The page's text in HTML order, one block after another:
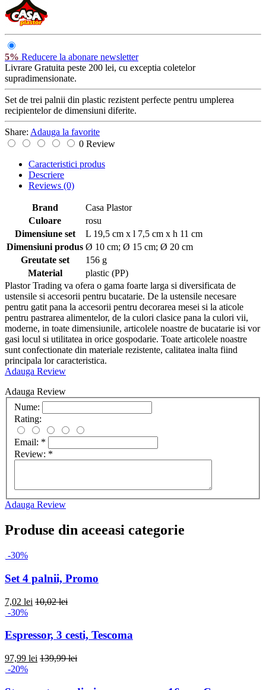
5% Reducere la abonare newsletter
Livrare Gratuita peste 200 lei, cu exceptia coletelor
supradimensionate.
Set de trei palnii din plastic rezistent perfecte pentru umplerea
recipientelor de dimensiuni diferite.
Share: Adauga la favorite
0 Review
Caracteristici produs
Descriere
Reviews (0)
Brand
Casa Plastor
Culoare
rosu
Dimensiune set
L 19,5 cm x l 7,5 cm x h 11 cm
Dimensiuni produs Ø 10 cm; Ø 15 cm; Ø 20 cm
Greutate set
156 g
Material
plastic (PP)
Plastor Trading va ofera o gama foarte larga si diversificata de
ustensile si accesorii pentru bucatarie. De la ustensile necesare
pentru gatit pana la accesorii pentru decorarea mesei si la aticole
pentru pastrarea alimentelor, de la culori clasice pana la culori vii,
moderne, in toate dimensiunile, articolele noastre de bucatarie isi vor
gasi locul si utilitatea in orice gospodarie. Toate articolele noastre
sunt confectionate din materiale rezistente, calitatea inalta fiind
principala lor caracteristica.
Adauga Review
Adauga Review
Nume:
Rating:
Email: *
Review: *
Adauga Review
Produse din aceeasi categorie
-30%
Set 4 palnii, Promo
7,02 lei 10,02 lei
-30%
Espressor, 3 cesti, Tescoma
97,99 lei 139,99 lei
-20%